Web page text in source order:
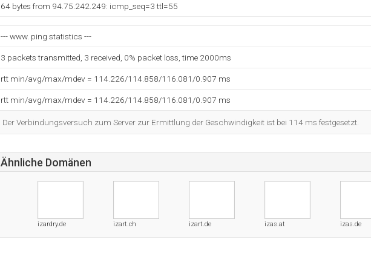
64 bytes from 94.75.242.249: icmp_seq=3 ttl=55
--- www. ping statistics ---
3 packets transmitted, 3 received, 0% packet loss, time 2000ms
rtt min/avg/max/mdev = 114.226/114.858/116.081/0.907 ms
rtt min/avg/max/mdev = 114.226/114.858/116.081/0.907 ms
Der Verbindungsversuch zum Server zur Ermittlung der Geschwindigkeit ist bei 114 ms festgesetzt.
Ähnliche Domänen
izardry.de izart.ch izart.de izas.at izas.de